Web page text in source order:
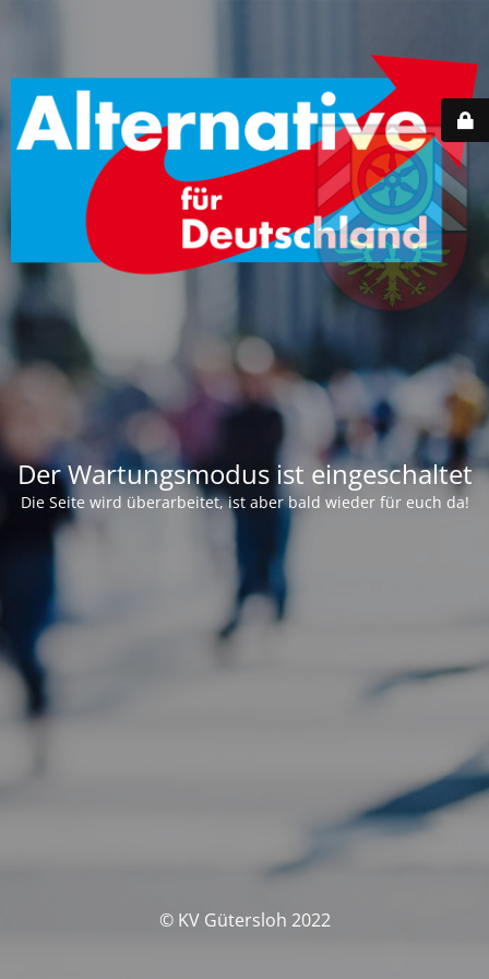
Der Wartungsmodus ist eingeschaltet
Die Seite wird überarbeitet, ist aber bald wieder für euch da!
© KV Gütersloh 2022